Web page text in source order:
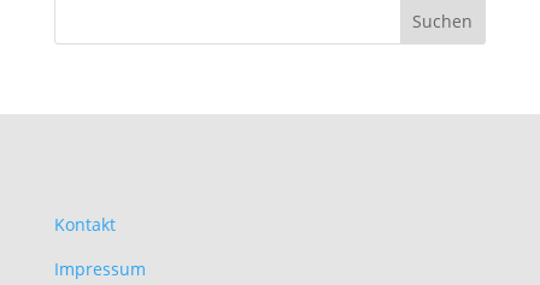
Kontakt
Impressum